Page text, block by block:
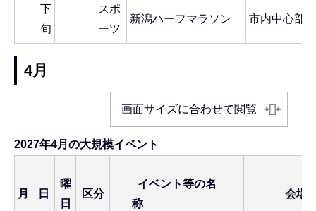
下
旬
スポ
ーツ
新潟ハーフマラソン 市内中心部
4月
画面サイズに合わせて閲覧
2027年4月の大規模イベント
月 日
曜
日
区分
イベント等の名
称
会場